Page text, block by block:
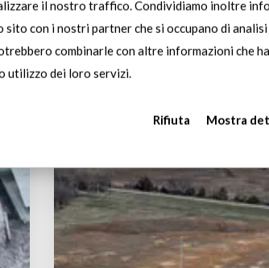
il nostro traffico. Condividiamo inoltre
con i nostri partner che si occupano di
combinarle con altre informazioni che
utilizzo dei loro servizi.
Rifiuta Mostra
in
den
USA
auf